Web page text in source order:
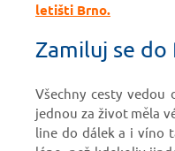
letišti Brno.
Zamiluj se do
Všechny cesty vedou
jednou za život měla
line do dálek a i víno